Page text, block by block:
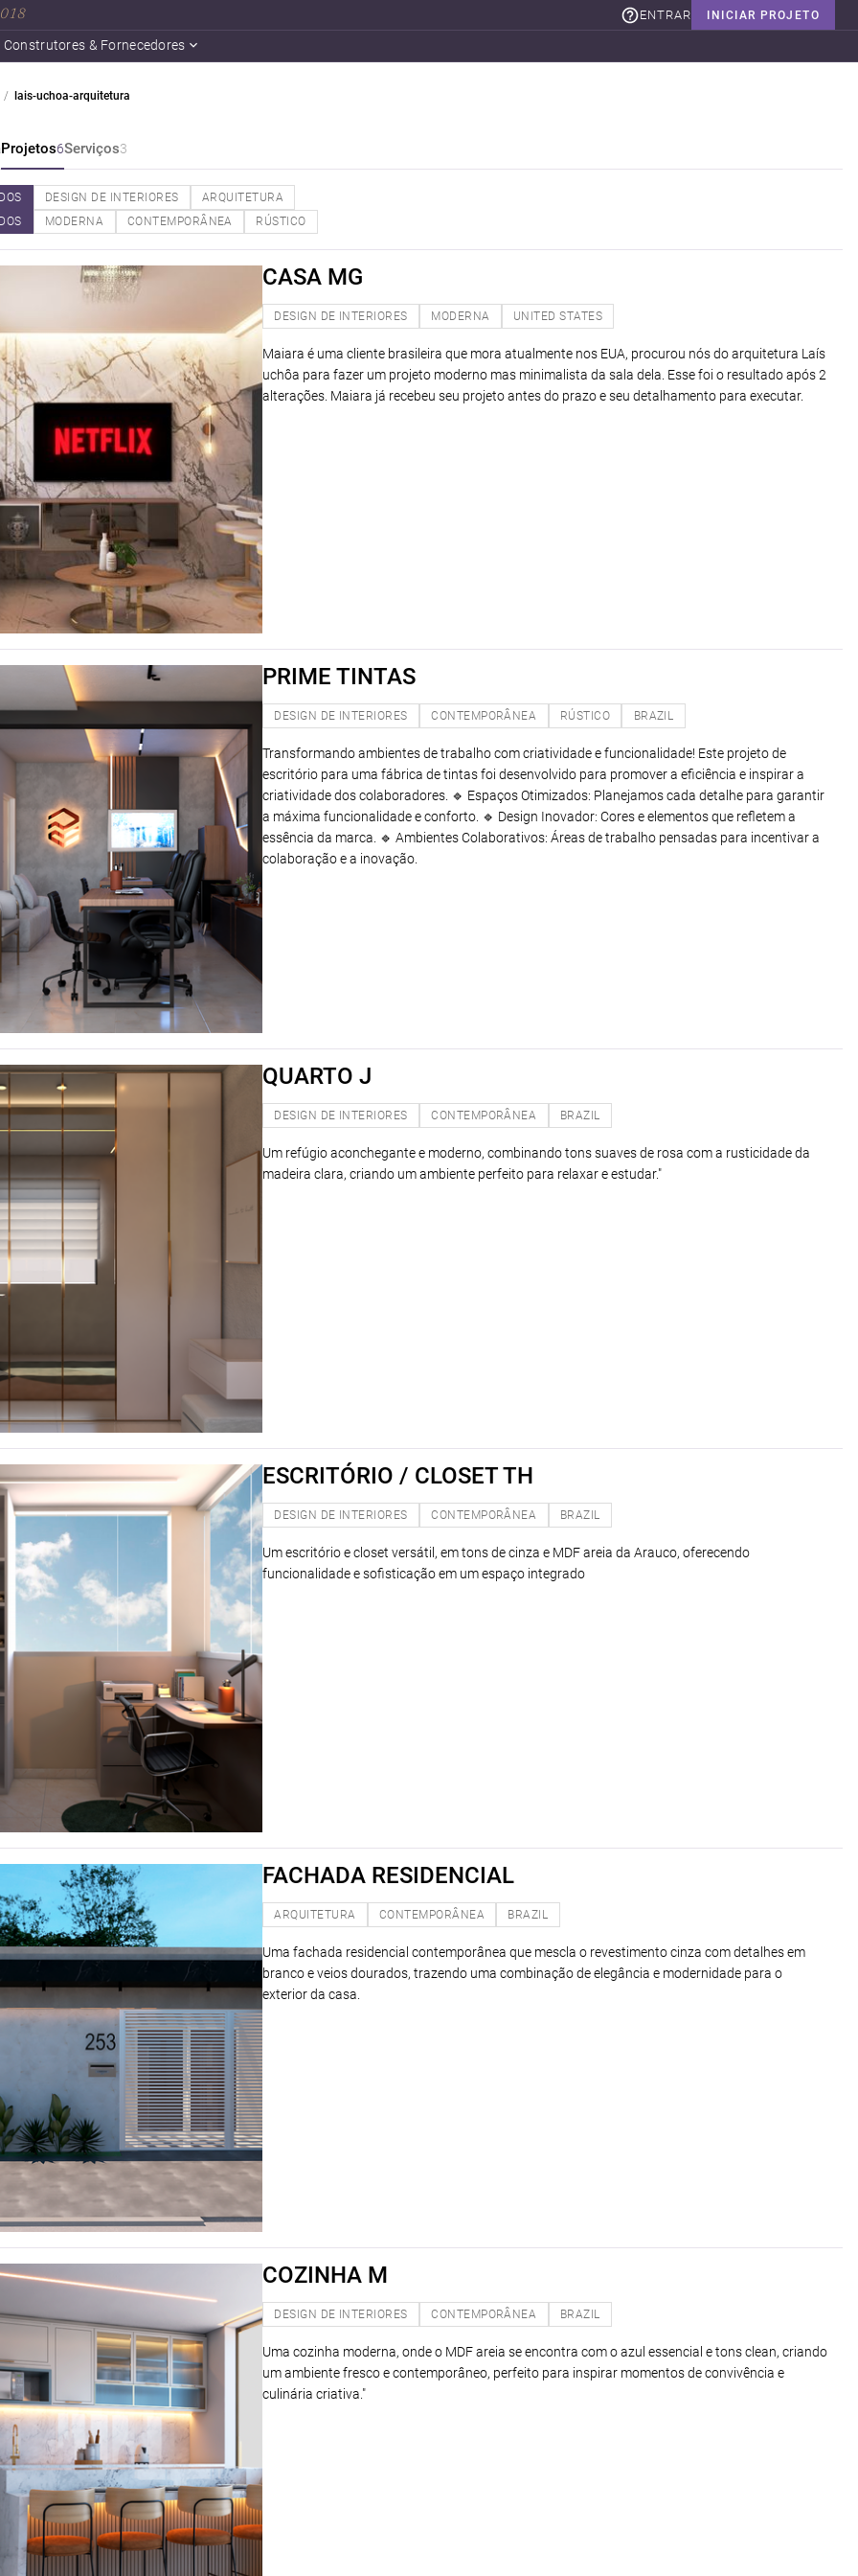
INICIAR PROJETO
ENTRAR
Construtores & Fornecedores
lais-uchoa-arquitetura
Projetos6Serviços3
DESIGN DE INTERIORES ARQUITETURA
MODERNA CONTEMPORÂNEA RÚSTICO
CASA MG
DESIGN DE INTERIORES MODERNA UNITED STATES
Maiara é uma cliente brasileira que mora atualmente nos EUA, procurou nós do arquitetura Laís
uchôa para fazer um projeto moderno mas minimalista da sala dela. Esse foi o resultado após 2
alterações. Maiara já recebeu seu projeto antes do prazo e seu detalhamento para executar.
PRIME TINTAS
DESIGN DE INTERIORES CONTEMPORÂNEA RÚSTICO BRAZIL
Transformando ambientes de trabalho com criatividade e funcionalidade! Este projeto de
escritório para uma fábrica de tintas foi desenvolvido para promover a eficiência e inspirar a
criatividade dos colaboradores. 🔹 Espaços Otimizados: Planejamos cada detalhe para garantir
a máxima funcionalidade e conforto. 🔹 Design Inovador: Cores e elementos que refletem a
essência da marca. 🔹 Ambientes Colaborativos: Áreas de trabalho pensadas para incentivar a
colaboração e a inovação.
QUARTO J
DESIGN DE INTERIORES CONTEMPORÂNEA BRAZIL
Um refúgio aconchegante e moderno, combinando tons suaves de rosa com a rusticidade da
madeira clara, criando um ambiente perfeito para relaxar e estudar."
ESCRITÓRIO / CLOSET TH
DESIGN DE INTERIORES CONTEMPORÂNEA BRAZIL
Um escritório e closet versátil, em tons de cinza e MDF areia da Arauco, oferecendo
funcionalidade e sofisticação em um espaço integrado
FACHADA RESIDENCIAL
ARQUITETURA CONTEMPORÂNEA BRAZIL
Uma fachada residencial contemporânea que mescla o revestimento cinza com detalhes em
branco e veios dourados, trazendo uma combinação de elegância e modernidade para o
exterior da casa.
COZINHA M
DESIGN DE INTERIORES CONTEMPORÂNEA BRAZIL
Uma cozinha moderna, onde o MDF areia se encontra com o azul essencial e tons clean, criando
um ambiente fresco e contemporâneo, perfeito para inspirar momentos de convivência e
culinária criativa."